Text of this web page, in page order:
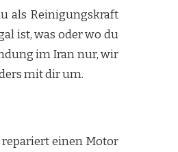
als Reinigungskraft
ist, was oder wo du
im Iran nur, wir
mit dir um.
einen Motor